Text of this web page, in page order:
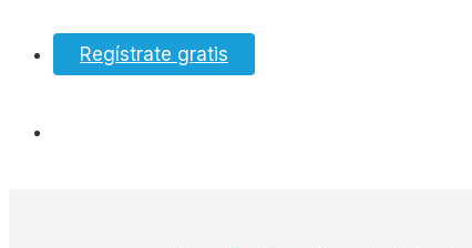
Bancos
Regístrate gratis